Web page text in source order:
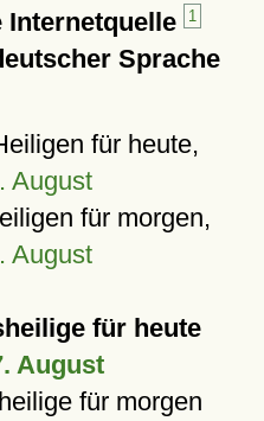
1
Sprache
für heute,
August
für morgen,
August
für heute
August
für morgen